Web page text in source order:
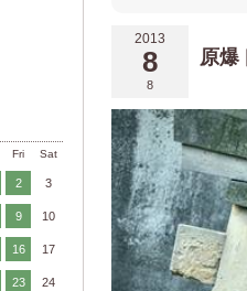
2013
8
8
原爆
Fri Sat
2 3
9 10
16 17
23 24